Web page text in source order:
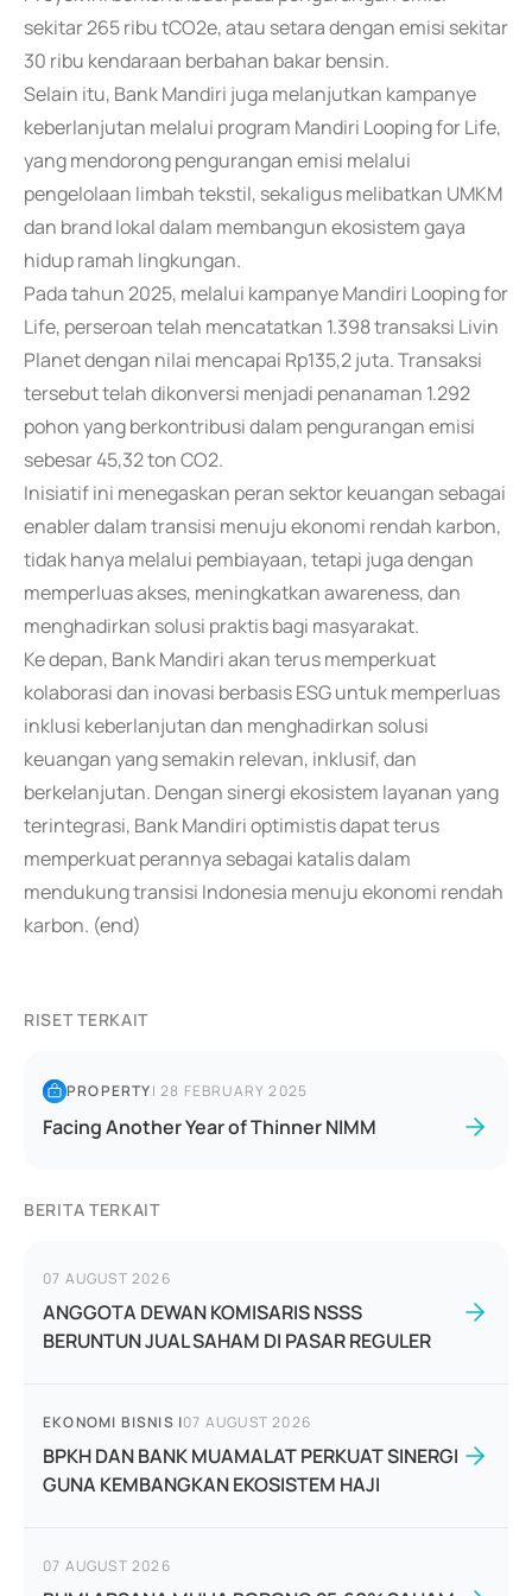
sekitar 265 ribu tCO2e, atau setara dengan emisi sekitar
30 ribu kendaraan berbahan bakar bensin.
Selain itu, Bank Mandiri juga melanjutkan kampanye
keberlanjutan melalui program Mandiri Looping for Life,
yang mendorong pengurangan emisi melalui
pengelolaan limbah tekstil, sekaligus melibatkan UMKM
dan brand lokal dalam membangun ekosistem gaya
hidup ramah lingkungan.
Pada tahun 2025, melalui kampanye Mandiri Looping for
Life, perseroan telah mencatatkan 1.398 transaksi Livin
Planet dengan nilai mencapai Rp135,2 juta. Transaksi
tersebut telah dikonversi menjadi penanaman 1.292
pohon yang berkontribusi dalam pengurangan emisi
sebesar 45,32 ton CO2.
Inisiatif ini menegaskan peran sektor keuangan sebagai
enabler dalam transisi menuju ekonomi rendah karbon,
tidak hanya melalui pembiayaan, tetapi juga dengan
memperluas akses, meningkatkan awareness, dan
menghadirkan solusi praktis bagi masyarakat.
Ke depan, Bank Mandiri akan terus memperkuat
kolaborasi dan inovasi berbasis ESG untuk memperluas
inklusi keberlanjutan dan menghadirkan solusi
keuangan yang semakin relevan, inklusif, dan
berkelanjutan. Dengan sinergi ekosistem layanan yang
terintegrasi, Bank Mandiri optimistis dapat terus
memperkuat perannya sebagai katalis dalam
mendukung transisi Indonesia menuju ekonomi rendah
karbon. (end)
RISET TERKAIT
PROPERTY|28 FEBRUARY 2025
Facing Another Year of Thinner NIMM
BERITA TERKAIT
07 AUGUST 2026
ANGGOTA DEWAN KOMISARIS NSSS
BERUNTUN JUAL SAHAM DI PASAR REGULER
EKONOMI BISNIS |07 AUGUST 2026
BPKH DAN BANK MUAMALAT PERKUAT SINERGI
GUNA KEMBANGKAN EKOSISTEM HAJI
07 AUGUST 2026